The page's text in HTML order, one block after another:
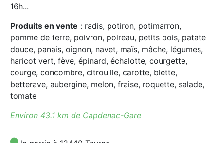
16h...
Produits en vente : radis, potiron, potimarron,
pomme de terre, poivron, poireau, petits pois, patate
douce, panais, oignon, navet, maïs, mâche, légumes,
haricot vert, fève, épinard, échalotte, courgette,
courge, concombre, citrouille, carotte, blette,
betterave, aubergine, melon, fraise, roquette, salade,
tomate
Environ 43.1 km de Capdenac-Gare